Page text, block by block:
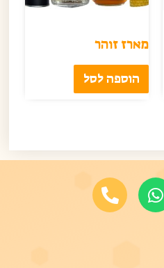
מארז זוהר
הוספה לסל